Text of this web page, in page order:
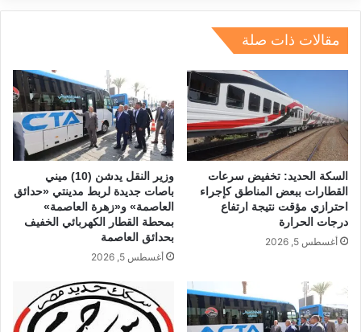
o
o
k
p
مقالات ذات صلة
السكة الحديد: تخفيض سرعات
القطارات ببعض المناطق كإجراء
احترازي مؤقت نتيجة ارتفاع
درجات الحرارة
أغسطس 5, 2026
وزير النقل يدشن (10) ميني
باصات جديدة لربط مدينتي «حدائق
العاصمة» و«زهرة العاصمة»
بمحطة القطار الكهربائي الخفيف
بحدائق العاصمة
أغسطس 5, 2026